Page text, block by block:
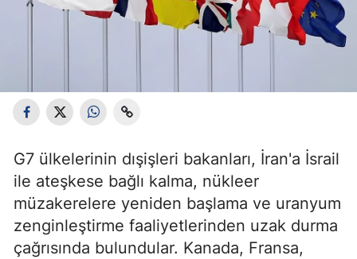
G7 ülkelerinin dışişleri bakanları, İran'a İsrail
ile ateşkese bağlı kalma, nükleer
müzakerelere yeniden başlama ve uranyum
zenginleştirme faaliyetlerinden uzak durma
çağrısında bulundular. Kanada, Fransa,